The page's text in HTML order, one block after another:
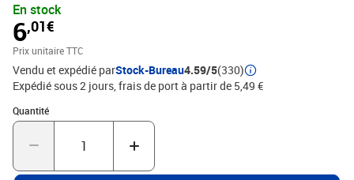
En stock
6,01€
Prix unitaire TTC
Vendu et expédié parStock-Bureau4.59/5(330)
Expédié sous 2 jours, frais de port à partir de 5,49 €
Quantité
Quantité : 1